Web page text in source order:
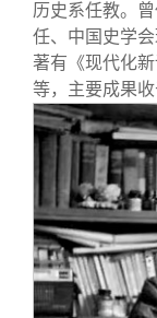
历史系任教。
任、中国史学
著有《现代化
等，主要成果收